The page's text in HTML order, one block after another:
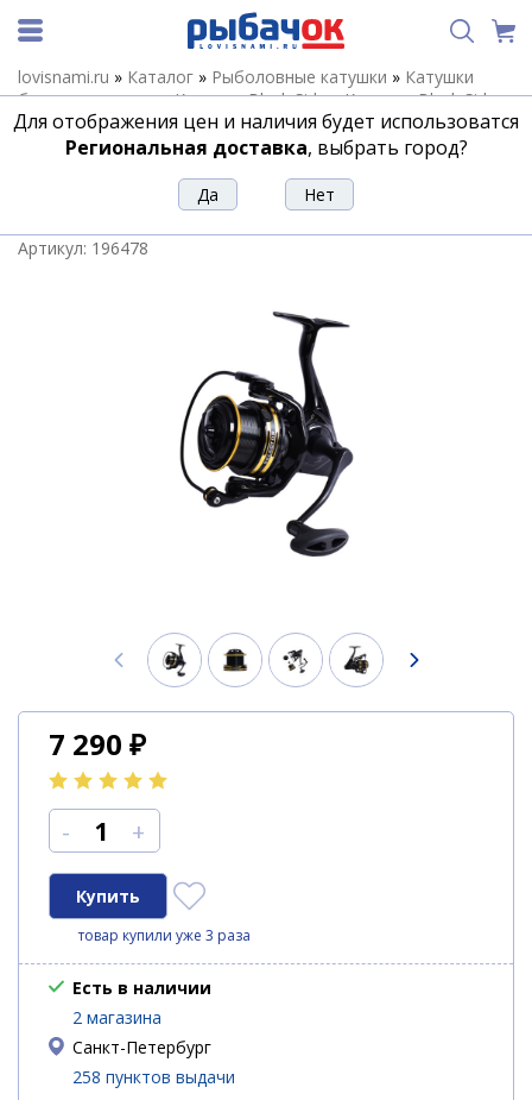
lovisnami.ru » Каталог » Рыболовные катушки » Катушки
безынерционные»Катушки Black Side»Катушки Black Side
Selector»Катушка безынерционная фидерная Black Side
Selector 5500FD (6+1 подш.)
Катушка безынерционная фидерная
Black Side Selector 5500FD (6+1 подш.)
Артикул: 196478
7 290 ₽
- +
товар купили уже 3 раза
Есть в наличии
2 магазина
Санкт-Петербург
258 пунктов выдачи
Для отображения цен и наличия будет использоватся
Региональная доставка, выбрать город?